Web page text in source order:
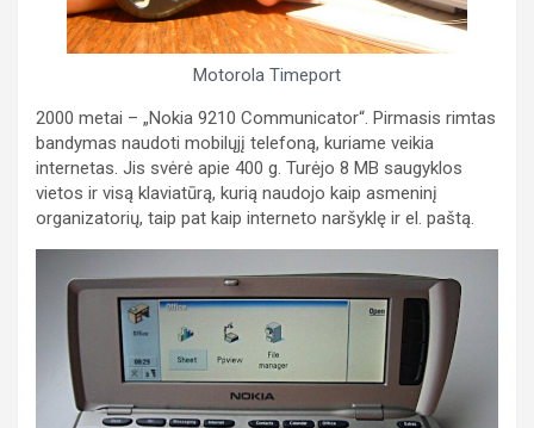
Motorola Timeport
2000 metai – „Nokia 9210 Communicator“. Pirmasis rimtas
bandymas naudoti mobilųjį telefoną, kuriame veikia
internetas. Jis svėrė apie 400 g. Turėjo 8 MB saugyklos
vietos ir visą klaviatūrą, kurią naudojo kaip asmeninį
organizatorių, taip pat kaip interneto naršyklę ir el. paštą.